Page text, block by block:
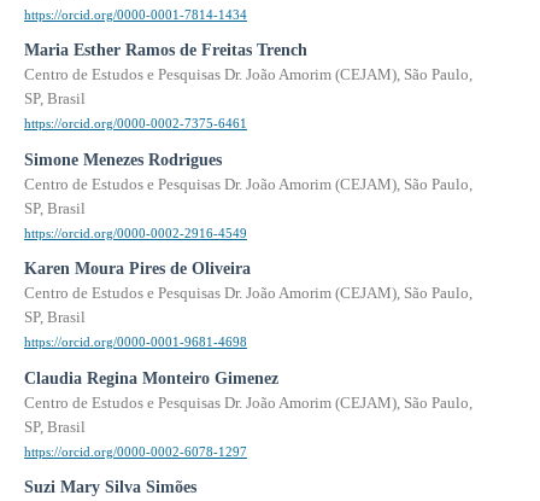
https://orcid.org/0000-0001-7814-1434
Maria Esther Ramos de Freitas Trench
Centro de Estudos e Pesquisas Dr. João Amorim (CEJAM), São Paulo,
SP, Brasil
https://orcid.org/0000-0002-7375-6461
Simone Menezes Rodrigues
Centro de Estudos e Pesquisas Dr. João Amorim (CEJAM), São Paulo,
SP, Brasil
https://orcid.org/0000-0002-2916-4549
Karen Moura Pires de Oliveira
Centro de Estudos e Pesquisas Dr. João Amorim (CEJAM), São Paulo,
SP, Brasil
https://orcid.org/0000-0001-9681-4698
Claudia Regina Monteiro Gimenez
Centro de Estudos e Pesquisas Dr. João Amorim (CEJAM), São Paulo,
SP, Brasil
https://orcid.org/0000-0002-6078-1297
Suzi Mary Silva Simões